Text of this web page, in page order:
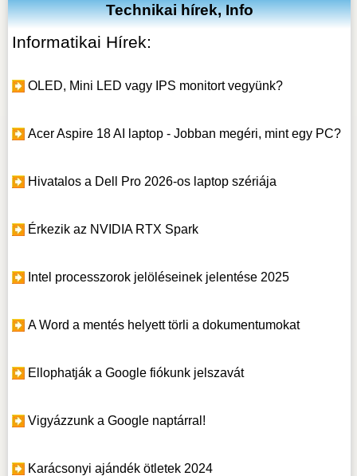
Technikai hírek, Info
Informatikai Hírek:
OLED, Mini LED vagy IPS monitort vegyünk?
Acer Aspire 18 AI laptop - Jobban megéri, mint egy PC?
Hivatalos a Dell Pro 2026-os laptop szériája
Érkezik az NVIDIA RTX Spark
Intel processzorok jelöléseinek jelentése 2025
A Word a mentés helyett törli a dokumentumokat
Ellophatják a Google fiókunk jelszavát
Vigyázzunk a Google naptárral!
Karácsonyi ajándék ötletek 2024